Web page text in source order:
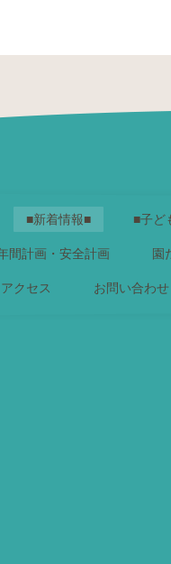
■新着情報■ ■子
間計画・安全計画 園
クセス お問い合わせ